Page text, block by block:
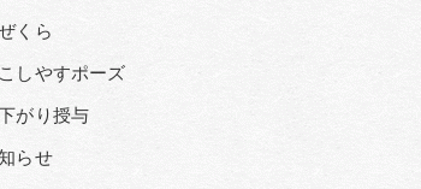
くら
しやすポーズ
がり授与
らせ